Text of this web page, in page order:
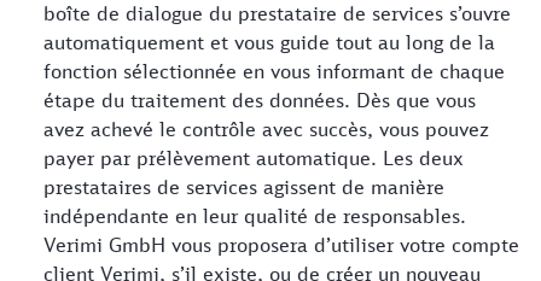
boîte de dialogue du prestataire de services s’ouvre
automatiquement et vous guide tout au long de la
fonction sélectionnée en vous informant de chaque
étape du traitement des données. Dès que vous
avez achevé le contrôle avec succès, vous pouvez
payer par prélèvement automatique. Les deux
prestataires de services agissent de manière
indépendante en leur qualité de responsables.
Verimi GmbH vous proposera d’utiliser votre compte
client Verimi, s’il existe, ou de créer un nouveau